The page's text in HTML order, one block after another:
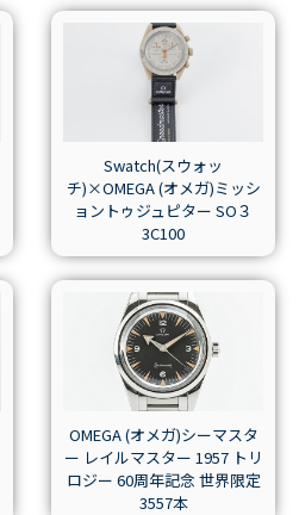
Swatch(スウォッ
チ)×OMEGA (オメガ)ミッシ
ョントゥジュピター SO３
3C100
OMEGA (オメガ)シーマスタ
ー レイルマスター 1957 トリ
ロジー 60周年記念 世界限定
3557本